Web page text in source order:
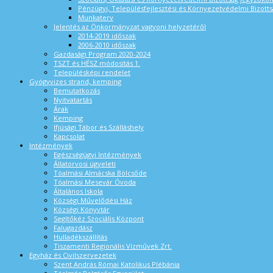
Pénzügyi, Településfejlesztési és Környezetvédelmi
Munkaterv
Jelentés az Önkormányzat vagyoni helyzetéről
2014-2019 időszak
2006-2010 időszak
Gazdasági Program 2020-2024
TSZT és HÉSZ módosítás 1.
Településképi rendelet
Gyógyvizes strand, kemping
Bemutatkozás
Nyitvatartás
Árak
Kemping
Ifjúsági Tábor és Szálláshely
Kapcsolat
Intézmények
Egészségügyi Intézmények
Állatorvosi ügyeleti
Tóalmási Almácska Bölcsőde
Tóalmási Mesevár Óvoda
Általános Iskola
Községi Művelődési Ház
Községi Könyvtár
Segítőkéz Szociális Központ
Falugazdász
Hulladékszállítás
Tiszamenti Regionális Vízművek Zrt.
Egyház és Civilszervezetek
Szent András Római Katolikus Plébánia